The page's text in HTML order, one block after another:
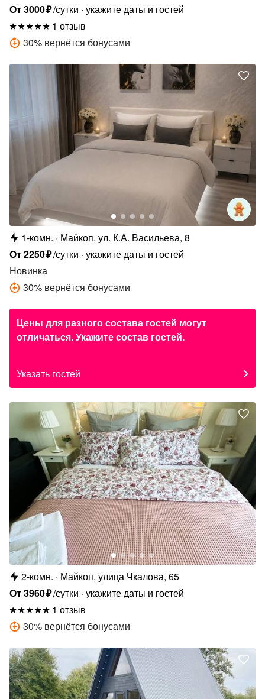
От3000₽/сутки укажите даты и гостей
1 отзыв
30% вернётся бонусами
1-комн.
Майкоп, ул. К.А. Васильева, 8
От2250₽/сутки укажите даты и гостей
Новинка
30% вернётся бонусами
Цены для разного состава гостей могут
отличаться. Укажите состав гостей.
Указать гостей
2-комн.
Майкоп, улица Чкалова, 65
От3960₽/сутки укажите даты и гостей
1 отзыв
30% вернётся бонусами